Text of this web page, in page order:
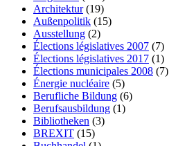
Architektur(19)
Außenpolitik (15)
Ausstellung (2)
Élections législatives 2007 (7)
Élections législatives 2017 (1)
Élections municipales 2008 (7)
Énergie nucléaire (5)
Berufliche Bildung (6)
Berufsausbildung (1)
Bibliotheken (3)
BREXIT (15)